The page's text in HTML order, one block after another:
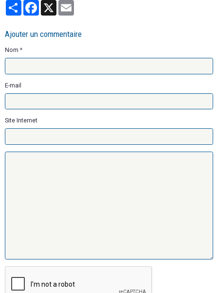
PartagerFacebook
Ajouter un commentaire
Nom
E-mail
Site Internet